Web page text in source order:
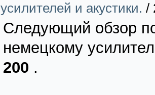
усилителей и акустики. /
Следующий обзор
немецкому
200 .